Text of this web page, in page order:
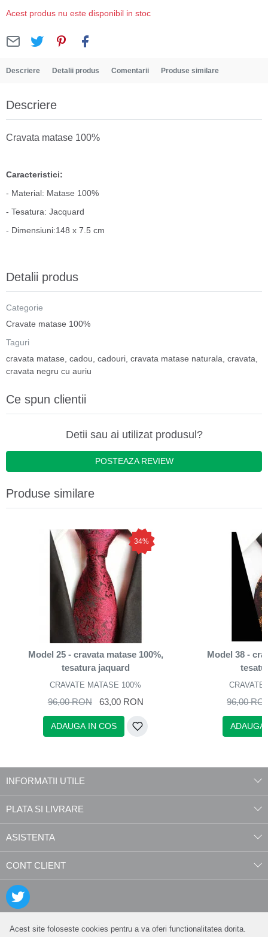
Acest site foloseste cookies pentru a va oferi functionalitatea dorita.
Acest produs nu este disponibil in stoc
Descriere Detalii produs Comentarii Produse similare
Descriere
Cravata matase 100%
Caracteristici:
- Material: Matase 100%
- Tesatura: Jacquard
- Dimensiuni:148 x 7.5 cm
Detalii produs
Categorie
Cravate matase 100%
Taguri
cravata matase cadou cadouri cravata matase naturala cravata
cravata negru cu auriu
Ce spun clientii
Detii sau ai utilizat produsul?
POSTEAZA REVIEW
Produse similare
34%
Model 25 - cravata matase 100%,
tesatura jaquard
CRAVATE MATASE 100%
96,00 RON 63,00 RON
ADAUGA IN COS
Model 38 -
CRAVATE
96,00
ADAUGA
INFORMATII UTILE
PLATA SI LIVRARE
ASISTENTA
CONT CLIENT